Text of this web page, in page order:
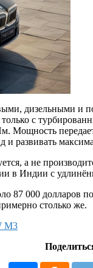
дизельными
с
и развивать
а не
в Индии с
87 000 долларов
столько же.
M3